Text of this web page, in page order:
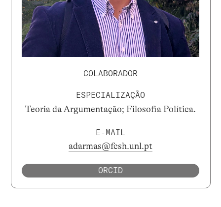
COLABORADOR
ESPECIALIZAÇÃO
Teoria da Argumentação; Filosofia Política.
E-MAIL
adarmas@fcsh.unl.pt
ORCID